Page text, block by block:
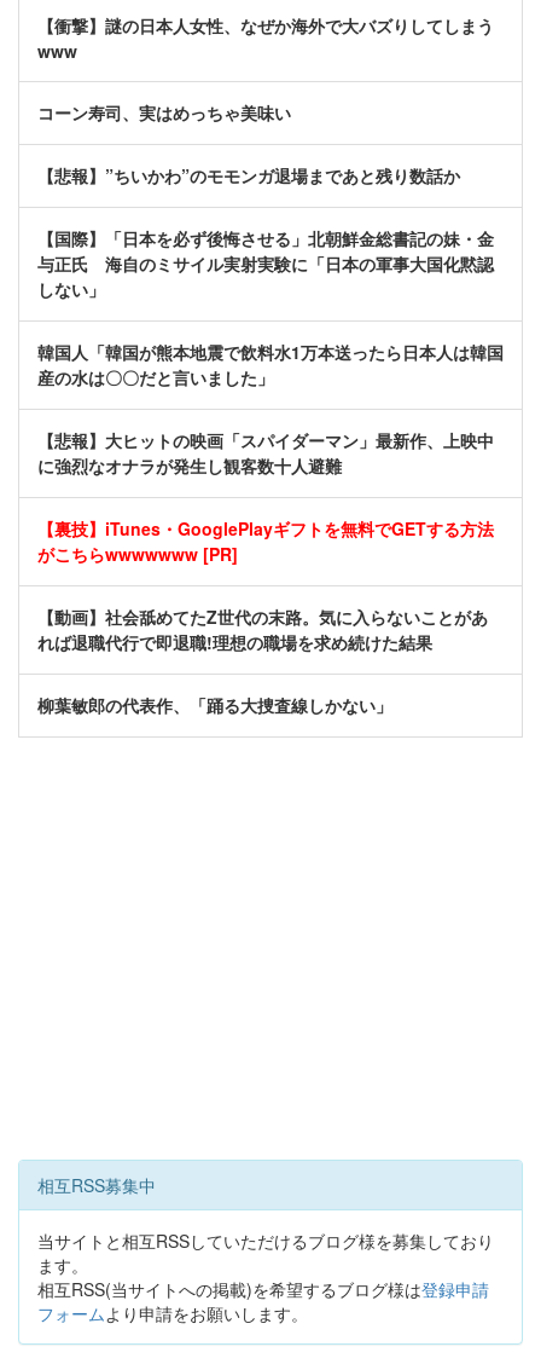
【衝撃】謎の日本人女性、なぜか海外で大バズりしてしまう
www
コーン寿司、実はめっちゃ美味い
【悲報】”ちいかわ”のモモンガ退場まであと残り数話か
【国際】「日本を必ず後悔させる」北朝鮮金総書記の妹・金
与正氏 海自のミサイル実射実験に「日本の軍事大国化黙認
しない」
韓国人「韓国が熊本地震で飲料水1万本送ったら日本人は韓国
産の水は〇〇だと言いました」
【悲報】大ヒットの映画「スパイダーマン」最新作、上映中
に強烈なオナラが発生し観客数十人避難
【裏技】iTunes・GooglePlayギフトを無料でGETする方法
がこちらwwwwwww [PR]
【動画】社会舐めてたZ世代の末路。気に入らないことがあ
れば退職代行で即退職!理想の職場を求め続けた結果
柳葉敏郎の代表作、「踊る大捜査線しかない」
相互RSS募集中
当サイトと相互RSSしていただけるブログ様を募集しており
ます。
相互RSS(当サイトへの掲載)を希望するブログ様は登録申請
フォームより申請をお願いします。